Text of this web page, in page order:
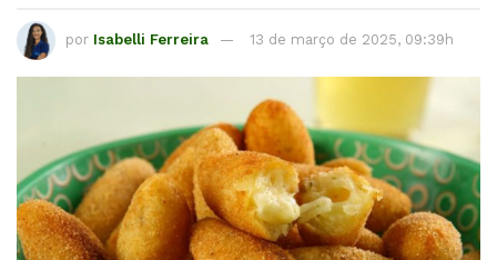
por Isabelli Ferreira 13 de março de 2025, 09:39h